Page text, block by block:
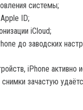
системы;
ID;
iCloud;
до заводских
iPhone активно
зачастую